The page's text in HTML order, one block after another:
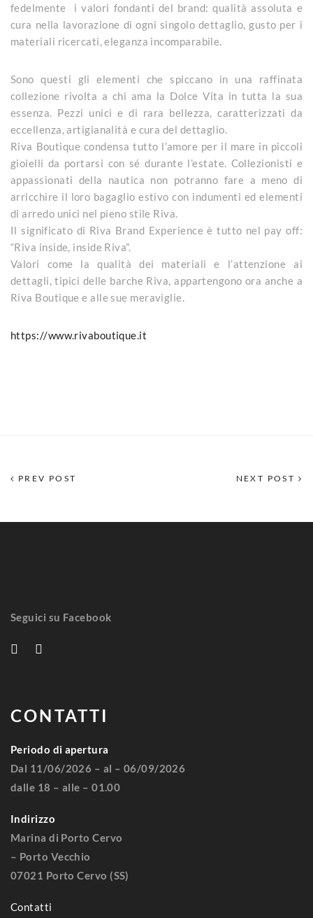
fedelmente i valori fondanti del brand: qualità assoluta e
cura nella lavorazione di ogni singolo dettaglio, gusto per i
materiali ricercati, eleganza incomparabile.
Sono questi gli elementi che spiccano in una raffinata
collezione rivolta a chi ama la Dolce Vita in tutta la sua
essenza. Pezzi unici e di rara bellezza, caratterizzati da
eccellenza, artigianalità e cura del dettaglio.
Riva Boutique condensa tutto l’amore per il mare in piccoli
gioielli da portarsi con sé durante l’estate. Collezionisti e
appassionati della nautica non potranno fare a meno di
arricchire il loro bagaglio estivo con indumenti ed elementi
di arredo unici nel pieno stile Riva.
Il significato di Riva Brand Experience è tutto nel pay off:
“Riva inside, inside Riva”.
Valori come la qualità dei materiali e l’attenzione ai
dettagli, tipici delle barche Riva, appartengono ora anche a
Riva Boutique e alle sue meraviglie.
https://www.rivaboutique.it
PREV POST NEXT POST
Seguici su Facebook
CONTATTI
Periodo di apertura
Dal 11/06/2026 – al – 06/09/2026
dalle 18 – alle – 01.00
Indirizzo
Marina di Porto Cervo
– Porto Vecchio
07021 Porto Cervo (SS)
Contatti